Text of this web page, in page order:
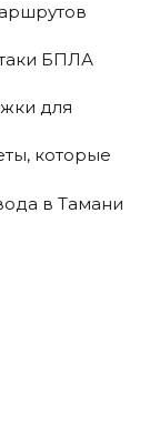
БПЛА
для
которые
в Тамани